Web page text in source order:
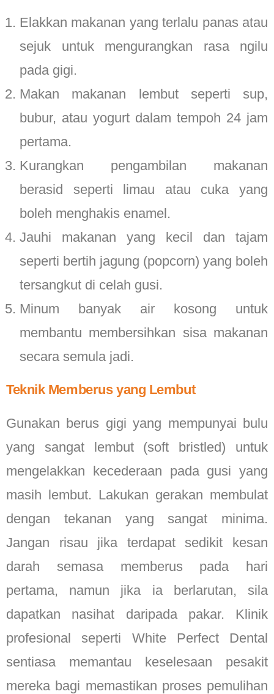
Elakkan makanan yang terlalu panas atau
sejuk untuk mengurangkan rasa ngilu
pada gigi.
Makan makanan lembut seperti sup,
bubur, atau yogurt dalam tempoh 24 jam
pertama.
Kurangkan pengambilan makanan
berasid seperti limau atau cuka yang
boleh menghakis enamel.
Jauhi makanan yang kecil dan tajam
seperti bertih jagung (popcorn) yang boleh
tersangkut di celah gusi.
Minum banyak air kosong untuk
membantu membersihkan sisa makanan
secara semula jadi.
Teknik Memberus yang Lembut
Gunakan berus gigi yang mempunyai bulu
yang sangat lembut (soft bristled) untuk
mengelakkan kecederaan pada gusi yang
masih lembut. Lakukan gerakan membulat
dengan tekanan yang sangat minima.
Jangan risau jika terdapat sedikit kesan
darah semasa memberus pada hari
pertama, namun jika ia berlarutan, sila
dapatkan nasihat daripada pakar. Klinik
profesional seperti White Perfect Dental
sentiasa memantau keselesaan pesakit
mereka bagi memastikan proses pemulihan